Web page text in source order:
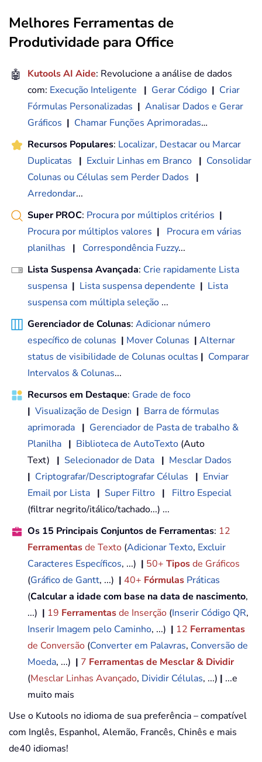
Melhores Ferramentas de
Produtividade para Office
🤖 Kutools AI Aide: Revolucione a análise de dados
com: Execução Inteligente | Gerar Código | Criar
Fórmulas Personalizadas | Analisar Dados e Gerar
Gráficos | Chamar Funções Aprimoradas…
Recursos Populares: Localizar, Destacar ou Marcar
Duplicatas
| Excluir Linhas em Branco | Consolidar
Colunas ou Células sem Perder Dados
|
Arredondar...
Super PROC: Procura por múltiplos critérios |
Procura por múltiplos valores |
Procura em várias
planilhas
| Correspondência Fuzzy...
Lista Suspensa Avançada: Crie rapidamente Lista
suspensa | Lista suspensa dependente | Lista
suspensa com múltipla seleção ...
Gerenciador de Colunas: Adicionar número
específico de colunas | Mover Colunas | Alternar
status de visibilidade de Colunas ocultas | Comparar
Intervalos & Colunas...
Recursos em Destaque: Grade de foco
| Visualização de Design | Barra de fórmulas
aprimorada | Gerenciador de Pasta de trabalho &
Planilha | Biblioteca de AutoTexto (Auto
Text) | Selecionador de Data | Mesclar Dados
| Criptografar/Descriptografar Células | Enviar
Email por Lista | Super Filtro |
Filtro Especial
(filtrar negrito/itálico/tachado...) ...
Os 15 Principais Conjuntos de Ferramentas: 12
Ferramentasde Texto (Adicionar Texto, Excluir
Caracteres Específicos, ...) | 50+ Tiposde Gráficos
(Gráfico de Gantt, ...) | 40+ Fórmulas Práticas
(Calcular a idade com base na data de nascimento,
...) | 19 Ferramentasde Inserção (Inserir Código QR,
Inserir Imagem pelo Caminho, ...) | 12 Ferramentas
de Conversão (Converter em Palavras, Conversão de
Moeda, ...) | 7 Ferramentas de Mesclar & Dividir
(Mesclar Linhas Avançado, Dividir Células, ...) | ...e
muito mais
Use o Kutools no idioma de sua preferência – compatível
com Inglês, Espanhol, Alemão, Francês, Chinês e mais
de40 idiomas!